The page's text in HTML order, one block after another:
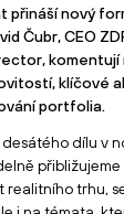
přináší nový
Čubr, CEO
klíčové
portfolia.
dílu v
přibližujeme
realitního trhu,